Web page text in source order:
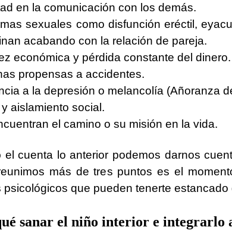
en la comunicación con los demás.
sexuales como disfunción eréctil,
acabando con la relación de pareja.
económica y pérdida constante del dinero.
propensas a accidentes.
a la depresión o melancolía (Añoranza
aislamiento social.
el camino o su misión en la vida.
el cuenta lo anterior podemos darnos
más de tres puntos es el
psicológicos que pueden tenerte
sanar el niño interior e integrarlo